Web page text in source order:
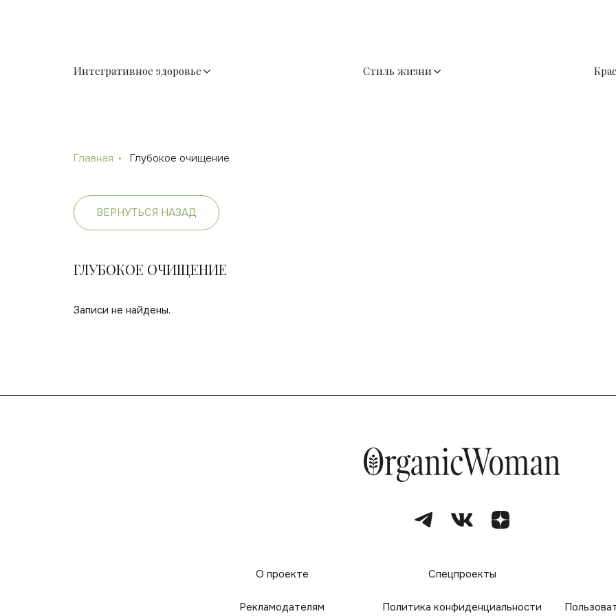
Интегративное здоровье Стиль жизни
Главная Глубокое очищение
ВЕРНУТЬСЯ НАЗАД
ГЛУБОКОЕ ОЧИЩЕНИЕ
Записи не найдены.
О проекте Спецпроекты
Рекламодателям Политика конфиденциальности